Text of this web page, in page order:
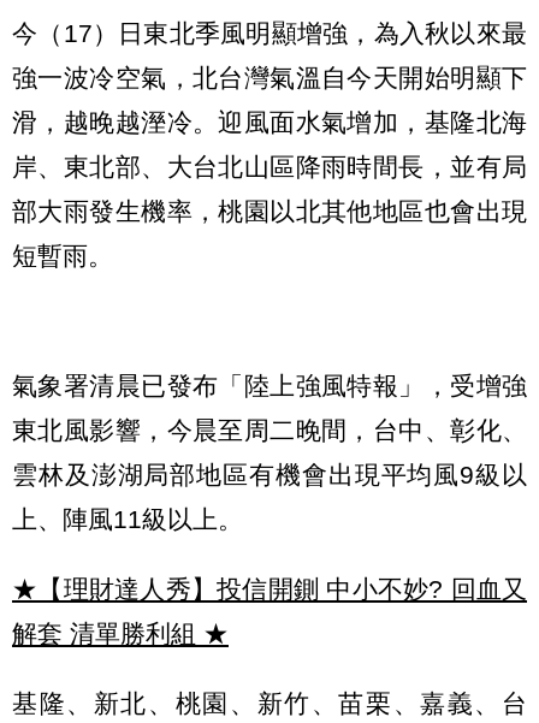
今（17）日東北季風明顯增強，為入秋以來最
強一波冷空氣，北台灣氣溫自今天開始明顯下
滑，越晚越溼冷。迎風面水氣增加，基隆北海
岸、東北部、大台北山區降雨時間長，並有局
部大雨發生機率，桃園以北其他地區也會出現
短暫雨。
氣象署清晨已發布「陸上強風特報」，受增強
東北風影響，今晨至周二晚間，台中、彰化、
雲林及澎湖局部地區有機會出現平均風9級以
上、陣風11級以上。
★【理財達人秀】投信開鍘 中小不妙? 回血又
解套 清單勝利組 ★
基隆、新北、桃園、新竹、苗栗、嘉義、台